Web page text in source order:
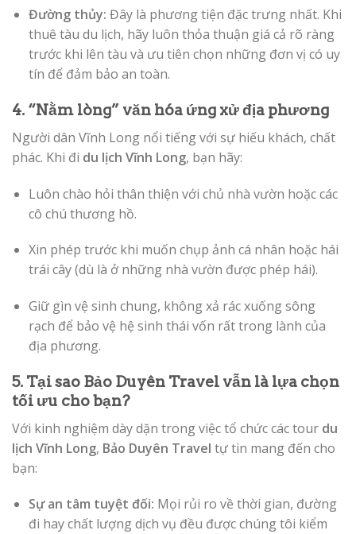
Đường thủy: Đây là phương tiện đặc trưng nhất. Khi
thuê tàu du lịch, hãy luôn thỏa thuận giá cả rõ ràng
trước khi lên tàu và ưu tiên chọn những đơn vị có uy
tín để đảm bảo an toàn.
4. “Nằm lòng” văn hóa ứng xử địa phương
Người dân Vĩnh Long nổi tiếng với sự hiếu khách, chất
phác. Khi đi du lịch Vĩnh Long, bạn hãy:
Luôn chào hỏi thân thiện với chủ nhà vườn hoặc các
cô chú thương hồ.
Xin phép trước khi muốn chụp ảnh cá nhân hoặc hái
trái cây (dù là ở những nhà vườn được phép hái).
Giữ gìn vệ sinh chung, không xả rác xuống sông
rạch để bảo vệ hệ sinh thái vốn rất trong lành của
địa phương.
5. Tại sao Bảo Duyên Travel vẫn là lựa chọn
tối ưu cho bạn?
Với kinh nghiệm dày dặn trong việc tổ chức các tour du
lịch Vĩnh Long, Bảo Duyên Travel tự tin mang đến cho
bạn:
Sự an tâm tuyệt đối: Mọi rủi ro về thời gian, đường
đi hay chất lượng dịch vụ đều được chúng tôi kiểm